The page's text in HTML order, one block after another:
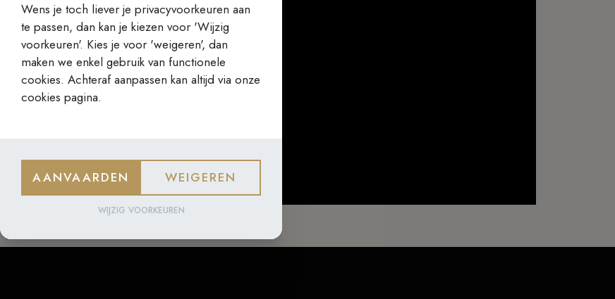
Wens je toch liever je privacyvoorkeuren aan
te passen, dan kan je kiezen voor 'Wijzig
voorkeuren'. Kies je voor 'weigeren', dan
maken we enkel gebruik van functionele
cookies. Achteraf aanpassen kan altijd via onze
cookies pagina.
AANVAARDEN WEIGEREN
WIJZIG VOORKEUREN